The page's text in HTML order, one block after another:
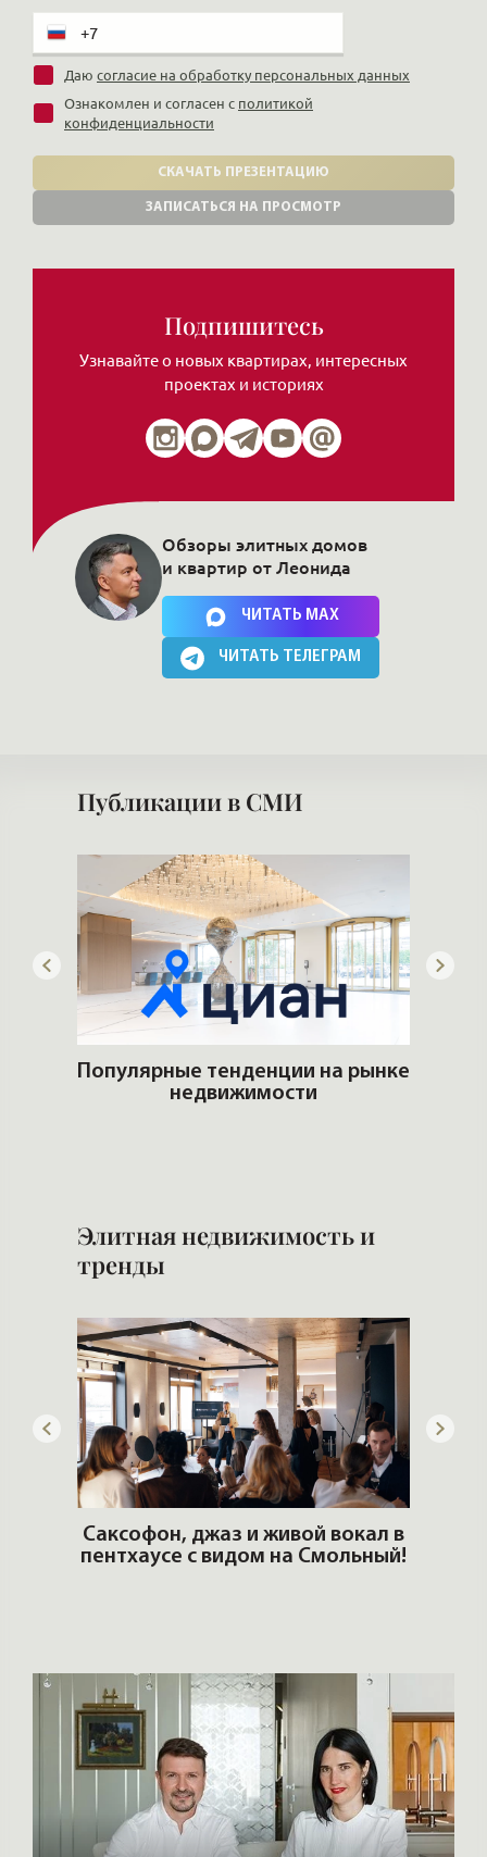
Даю согласие на обработку персональных данных
Ознакомлен и согласен с политикой
конфиденциальности
СКАЧАТЬ ПРЕЗЕНТАЦИЮ
ЗАПИСАТЬСЯ НА ПРОСМОТР
Подпишитесь
Узнавайте о новых квартирах, интересных
проектах и историях
Нажимая на кнопку, Вы соглашаетесь c политикой сайта
Обзоры элитных домов
и квартир от Леонида
ЧИТАТЬ MAX
ЧИТАТЬ ТЕЛЕГРАМ
Публикации в СМИ
Популярные тенденции на рынке
недвижимости
Элитная недвижимость и
тренды
Саксофон, джаз и живой вокал в
пентхаусе с видом на Смольный!